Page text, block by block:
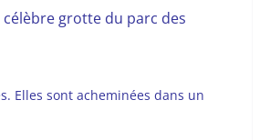
célèbre grotte du parc des
Elles sont acheminées dans un